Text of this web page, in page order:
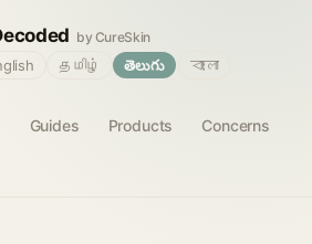
by CureSkin
Guides Products
Concerns
தமிழ் తెలుగు
বাংলা